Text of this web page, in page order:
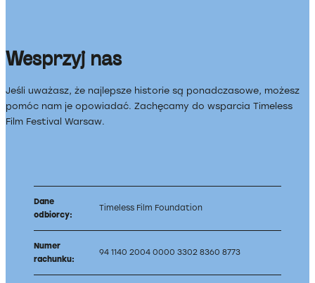
Wesprzyj nas
Jeśli uważasz, że najlepsze historie są ponadczasowe, możesz
pomóc nam je opowiadać. Zachęcamy do wsparcia Timeless
Film Festival Warsaw.
Dane
odbiorcy:
Timeless Film Foundation
Numer
rachunku:
94 1140 2004 0000 3302 8360 8773